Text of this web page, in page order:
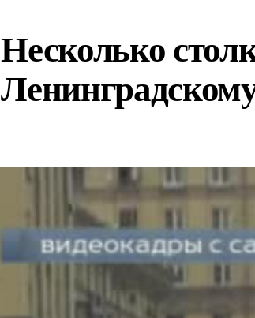
Несколько